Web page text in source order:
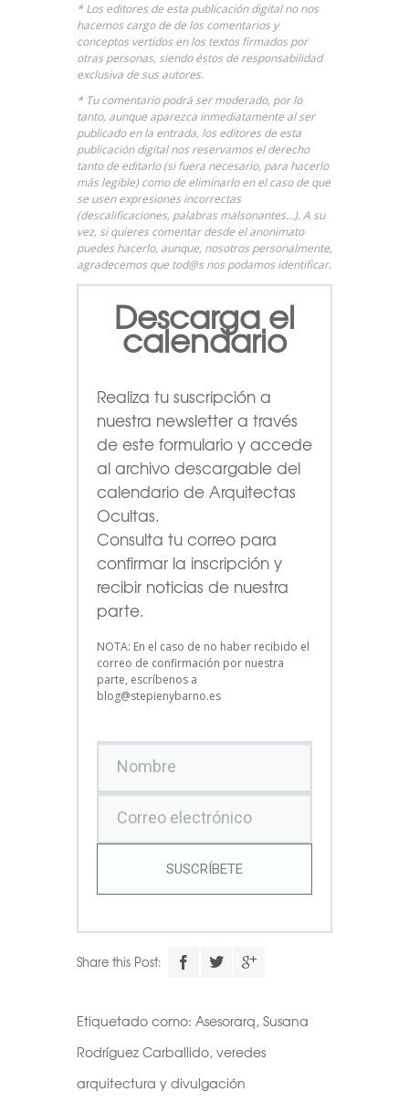
* Los editores de esta publicación digital no nos
hacemos cargo de de los comentarios y
conceptos vertidos en los textos firmados por
otras personas, siendo éstos de responsabilidad
exclusiva de sus autores.
* Tu comentario podrá ser moderado, por lo
tanto, aunque aparezca inmediatamente al ser
publicado en la entrada, los editores de esta
publicación digital nos reservamos el derecho
tanto de editarlo (si fuera necesario, para hacerlo
más legible) como de eliminarlo en el caso de que
se usen expresiones incorrectas
(descalificaciones, palabras malsonantes…). A su
vez, si quieres comentar desde el anonimato
puedes hacerlo, aunque, nosotros personalmente,
agradecemos que tod@s nos podamos identificar.
Descarga el
calendario
Realiza tu suscripción a
nuestra newsletter a través
de este formulario y accede
al archivo descargable del
calendario de Arquitectas
Ocultas.
Consulta tu correo para
confirmar la inscripción y
recibir noticias de nuestra
parte.
NOTA: En el caso de no haber recibido el
correo de confirmación por nuestra
parte, escríbenos a
blog@stepienybarno.es
SUSCRÍBETE
Share this Post:
Etiquetado como: Asesorarq, Susana
Rodríguez Carballido, veredes
arquitectura y divulgación